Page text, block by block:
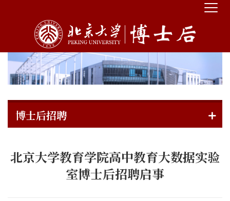
博士后招聘
北京大学教育学院高中教育大数据实验
室博士后招聘启事